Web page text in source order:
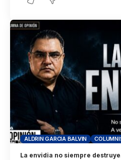
ALDRIN GARCIA BALVIN
La envidia no siempre